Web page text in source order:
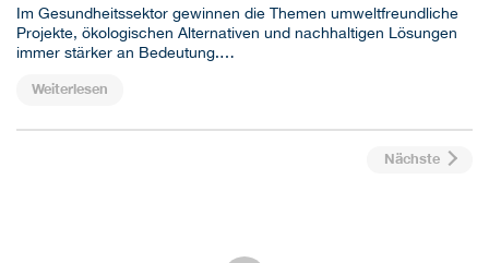
Im Gesundheitssektor gewinnen die Themen umweltfreundliche
Projekte, ökologischen Alternativen und nachhaltigen Lösungen
immer stärker an Bedeutung.…
Weiterlesen
Nächste